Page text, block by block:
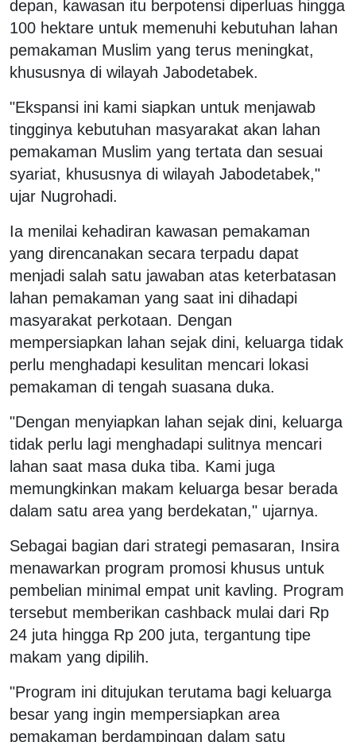
depan, kawasan itu berpotensi diperluas hingga
100 hektare untuk memenuhi kebutuhan lahan
pemakaman Muslim yang terus meningkat,
khususnya di wilayah Jabodetabek.
"Ekspansi ini kami siapkan untuk menjawab
tingginya kebutuhan masyarakat akan lahan
pemakaman Muslim yang tertata dan sesuai
syariat, khususnya di wilayah Jabodetabek,"
ujar Nugrohadi.
Ia menilai kehadiran kawasan pemakaman
yang direncanakan secara terpadu dapat
menjadi salah satu jawaban atas keterbatasan
lahan pemakaman yang saat ini dihadapi
masyarakat perkotaan. Dengan
mempersiapkan lahan sejak dini, keluarga tidak
perlu menghadapi kesulitan mencari lokasi
pemakaman di tengah suasana duka.
"Dengan menyiapkan lahan sejak dini, keluarga
tidak perlu lagi menghadapi sulitnya mencari
lahan saat masa duka tiba. Kami juga
memungkinkan makam keluarga besar berada
dalam satu area yang berdekatan," ujarnya.
Sebagai bagian dari strategi pemasaran, Insira
menawarkan program promosi khusus untuk
pembelian minimal empat unit kavling. Program
tersebut memberikan cashback mulai dari Rp
24 juta hingga Rp 200 juta, tergantung tipe
makam yang dipilih.
"Program ini ditujukan terutama bagi keluarga
besar yang ingin mempersiapkan area
pemakaman berdampingan dalam satu